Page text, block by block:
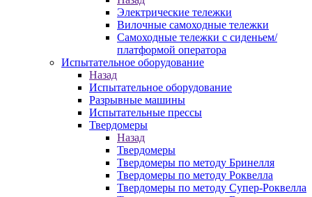
Электрические тележки
Вилочные самоходные тележки
Самоходные тележки с сиденьем/
платформой оператора
Испытательное оборудование
Назад
Испытательное оборудование
Разрывные машины
Испытательные прессы
Твердомеры
Назад
Твердомеры
Твердомеры по методу Бринелля
Твердомеры по методу Роквелла
Твердомеры по методу Супер-Роквелла